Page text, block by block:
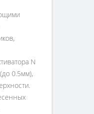
N
0.5мм),